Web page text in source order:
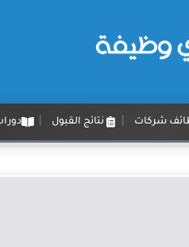
شركات نتائج القبول